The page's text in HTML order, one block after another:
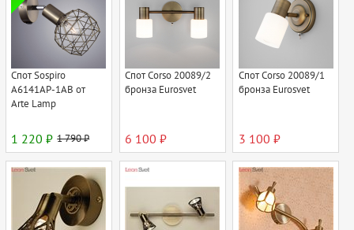
Спот Sospiro
A6141AP-1AB от
Arte Lamp
1 220 ₽ 1 790 ₽
Спот Corso 20089/2
бронза Eurosvet
6 100 ₽
Спот Corso 20089/1
бронза Eurosvet
3 100 ₽